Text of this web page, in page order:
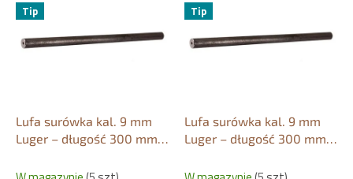
Tip
Lufa surówka kal. 9 mm
Luger – długość 300 mm /
Tip
Lufa surówka kal. 9 mm
Luger – długość 300 mm /